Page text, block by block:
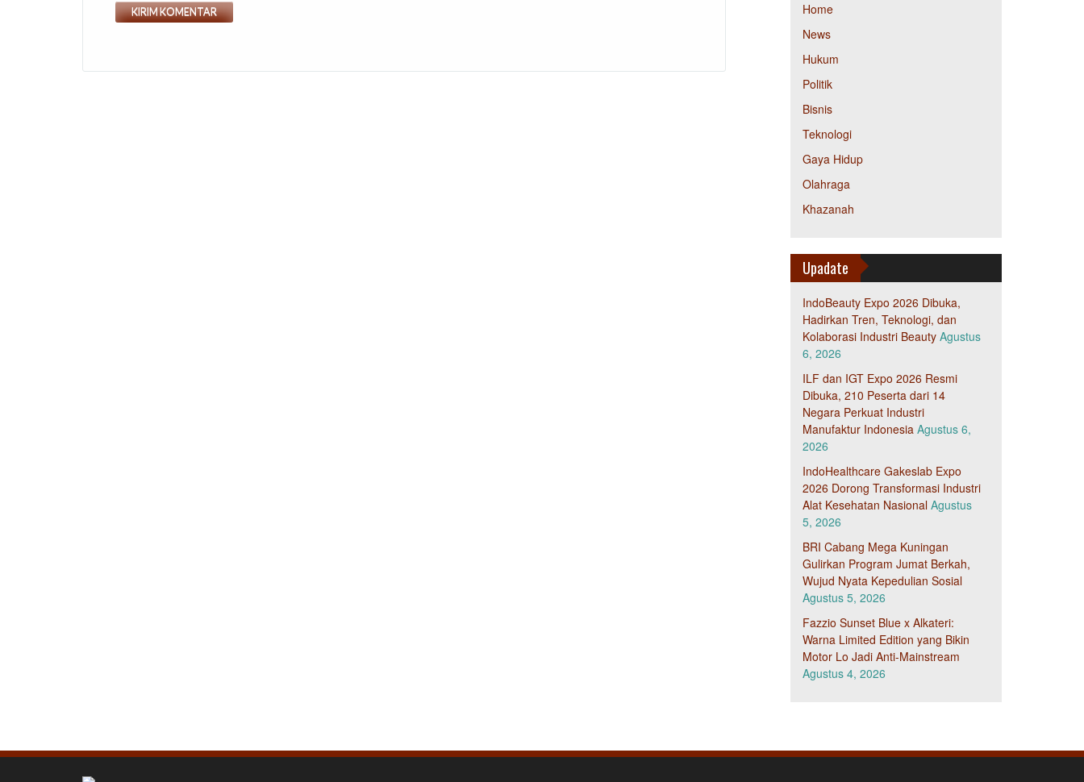
Home
News
Hukum
Politik
Bisnis
Teknologi
Gaya Hidup
Olahraga
Khazanah
Upadate
IndoBeauty Expo 2026 Dibuka,
Hadirkan Tren, Teknologi, dan
Kolaborasi Industri Beauty Agustus
6, 2026
ILF dan IGT Expo 2026 Resmi
Dibuka, 210 Peserta dari 14
Negara Perkuat Industri
Manufaktur Indonesia Agustus 6,
2026
IndoHealthcare Gakeslab Expo
2026 Dorong Transformasi Industri
Alat Kesehatan Nasional Agustus
5, 2026
BRI Cabang Mega Kuningan
Gulirkan Program Jumat Berkah,
Wujud Nyata Kepedulian Sosial
Agustus 5, 2026
Fazzio Sunset Blue x Alkateri:
Warna Limited Edition yang Bikin
Motor Lo Jadi Anti-Mainstream
Agustus 4, 2026